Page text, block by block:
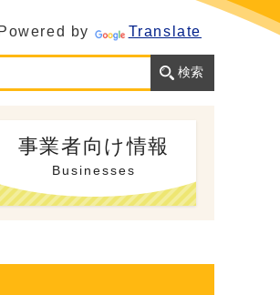
by Translate
事業者向け情報
Businesses